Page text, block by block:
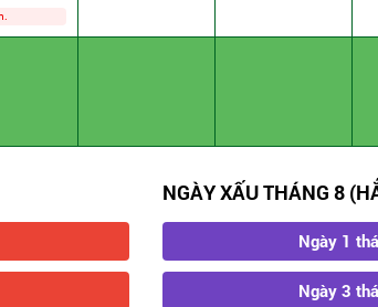
NGÀY XẤU THÁNG 8
Ngày 1
Ngày 3